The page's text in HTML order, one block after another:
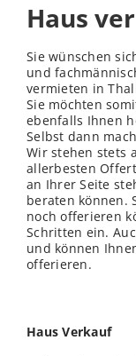
Haus
Sie wünschen
und
vermieten in
Sie möchten
ebenfalls Ihnen
Selbst dann
Wir stehen stets
allerbesten
an Ihrer Seite
beraten können.
noch offerieren
Schritten ein.
und können
offerieren.
Haus Verkauf